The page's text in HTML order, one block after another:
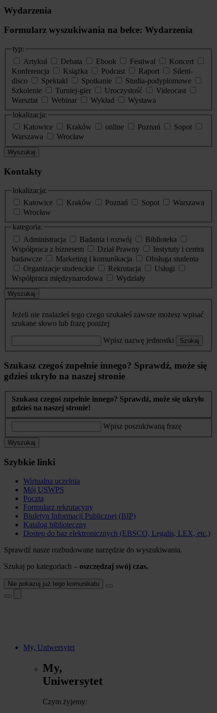
Wydarzenia
Formularz wyszukiwania na belce: Wydarzenia
typ:
Artykuł
Debata Ebook Festiwal
Koncert
Konferencja
Książka Podcast Raport
Silent-
disco
Spektakl Spotkanie
Studia-podyplomowe
Szkolenie
Turniej-gier Uroczystość
Videocast
Warsztat
Webinar Wykład
Wystawa
lokalizacja:
Katowice
Kraków online Poznań
Sopot
Warszawa
Wrocław
Wyszukaj
Kontakty
lokalizacja:
Katowice
Kraków Poznań Sopot
Warszawa
Wrocław
kategoria:
Administracja
Badania i rozwój
Biblioteka
Współpraca z biznesem
Dział Prawny
Instytuty i centra
badawcze
Marketing i komunikacja
Obsługa studenta
Organizacje studenckie
Rekrutacja
Usługi
Współpraca międzynarodowa
Wydziały
Wyszukaj
Jeżeli nie znalazłeś tego czego szukałeś zawsze możesz wpisać
szukane słowo lub frazę poniżej
Wpisz nazwę jednostki Szukaj
Szukasz czegoś zupełnie innego? Sprawdź, może się
gdzieś ukryło na naszej stronie
Szukasz czegoś zupełnie innego? Sprawdź, może się ukryło
gdzieś na naszej stronie!
Wpisz poszukiwaną frazę
Wyszukaj
Szybkie linki
Wirtualna uczelnia
Mój USWPS
Poczta
Formularz rekrutacyny
Biuletyn Informacji Publicznej (BIP)
Katalog biblioteczny
Dostęp do baz elektronicznych (EBSCO, Legalis, LEX, etc.)
Sprawdź nasze rozbudowane narzędzie do wyszukiwania.
Szukaj po kategoriach – oszczędzaj swój czas.
Nie pokazuj już tego komunikatu
My, Uniwersytet
My,
Uniwersytet
Czym żyjemy: